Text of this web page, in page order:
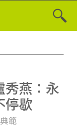
秀燕：永
停歇
範